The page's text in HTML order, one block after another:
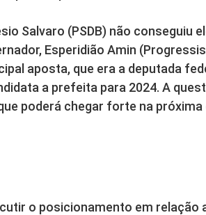
Salvaro (PSDB) não conseguiu
Esperidião Amin
aposta, que era a deputada
a prefeita para 2024. A
poderá chegar forte na próxima
o posicionamento em relação